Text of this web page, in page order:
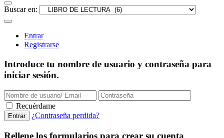
Buscar en:
Entrar
Registrarse
Introduce tu nombre de usuario y contraseña para
iniciar sesión.
Recuérdame
¿Contraseña perdida?
Rellene los formularios para crear su cuenta